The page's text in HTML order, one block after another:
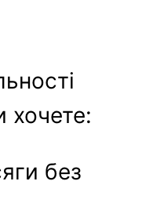
хочете:
без